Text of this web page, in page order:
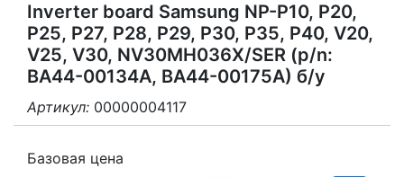
Inverter board Samsung NP-P10, P20,
P25, P27, P28, P29, P30, P35, P40, V20,
V25, V30, NV30MH036X/SER (p/n:
BA44-00134A, BA44-00175A) б/у
Артикул: 00000004117
Базовая цена
3